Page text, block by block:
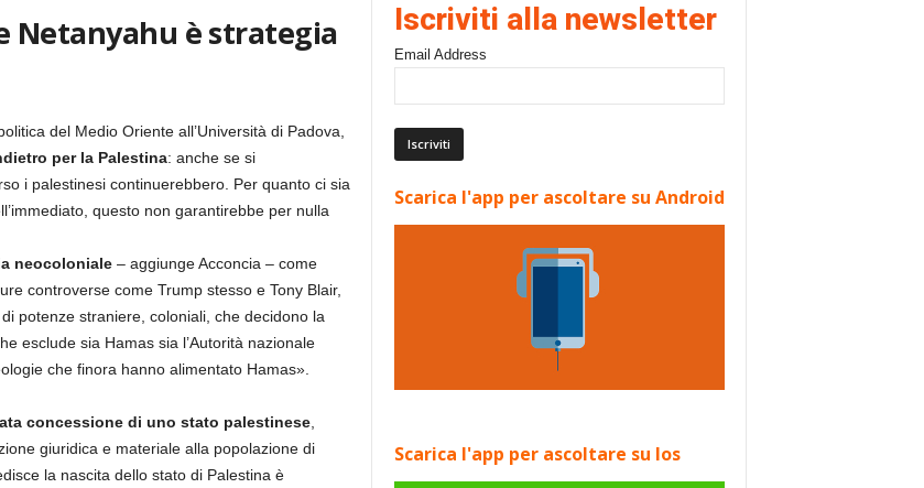
Netanyahu è strategia
del Medio Oriente all’Università di Padova,
per la Palestina: anche se si
i palestinesi continuerebbero. Per quanto ci sia
questo non garantirebbe per nulla
neocoloniale– aggiunge Acconcia – come
controverse come Trump stesso e Tony Blair,
potenze straniere, coloniali, che decidono la
esclude sia Hamas sia l’Autorità nazionale
che finora hanno alimentato Hamas».
concessione di uno stato palestinese,
giuridica e materiale alla popolazione di
la nascita dello stato di Palestina è
Iscriviti alla newsletter
Email Address
Scarica l'app per ascoltare su Android
Scarica l'app per ascoltare su Ios